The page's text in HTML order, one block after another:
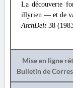
La découverte
illyrien — et de
ArchDelt 38
Mise en ligne
Bulletin de